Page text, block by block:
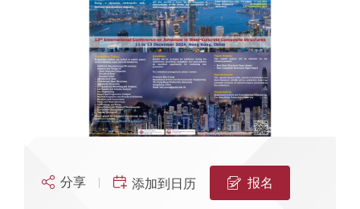
分享 添加到日历 报名